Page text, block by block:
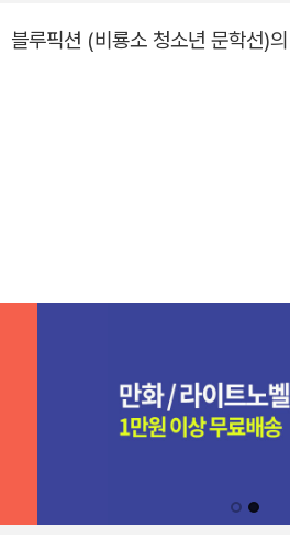
블루픽션 (비룡소 청소년 문학선)